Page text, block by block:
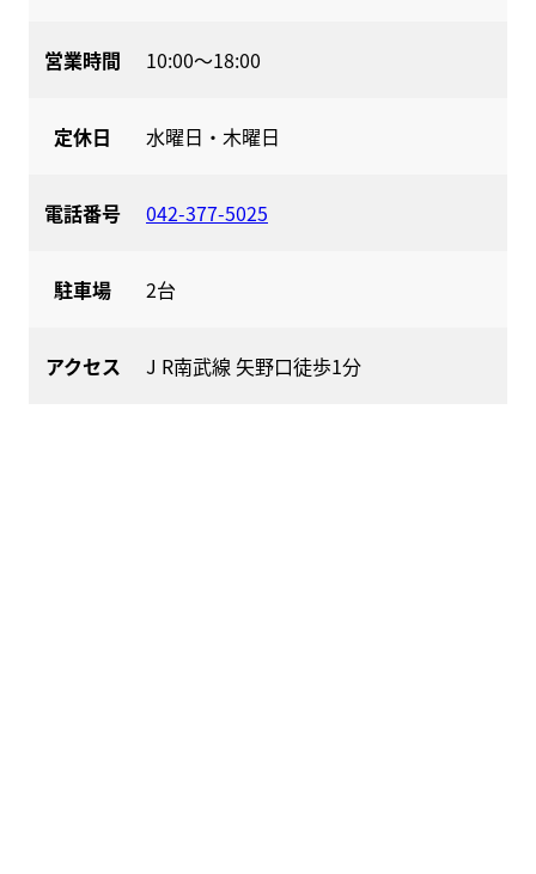
営業時間 10:00〜18:00
定休日 水曜日・木曜日
電話番号 042-377-5025
駐車場 2台
アクセス J R南武線 矢野口徒歩1分